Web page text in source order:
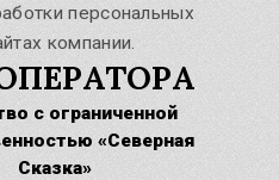
персональных
компании.
с ограниченной
«Северная
Сказка»